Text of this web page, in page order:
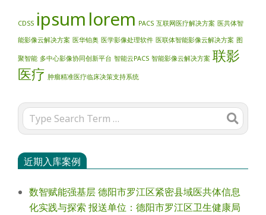
CDSS ipsum lorem PACS 互联网医疗解决方案 医共体智
能影像云解决方案 医华铂奥 医学影像处理软件 医联体智能影像云解决方案 图
聚智能 多中心影像协同创新平台 智能云PACS 智能影像云解决方案 联影
医疗 肿瘤精准医疗临床决策支持系统
Search
近期入库案例
数智赋能强基层 德阳市罗江区紧密县域医共体信息
化实践与探索 报送单位：德阳市罗江区卫生健康局